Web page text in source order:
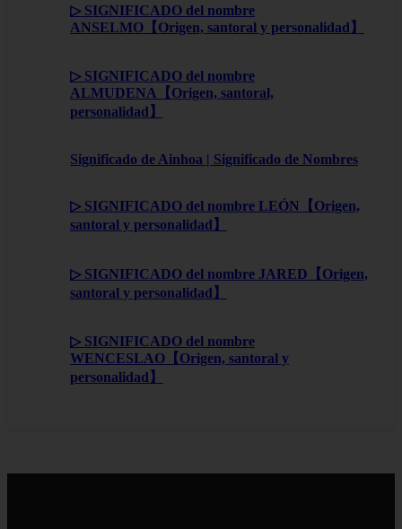
▷ SIGNIFICADO del nombre
ANSELMO【Origen, santoral y personalidad】
▷ SIGNIFICADO del nombre
ALMUDENA【Origen, santoral,
personalidad】
Significado de Ainhoa | Significado de Nombres
▷ SIGNIFICADO del nombre LEÓN【Origen,
santoral y personalidad】
▷ SIGNIFICADO del nombre JARED【Origen,
santoral y personalidad】
▷ SIGNIFICADO del nombre
WENCESLAO【Origen, santoral y
personalidad】